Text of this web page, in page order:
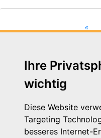
Ihre
wichtig
Diese Website
Targeting
besseres Internet-
«